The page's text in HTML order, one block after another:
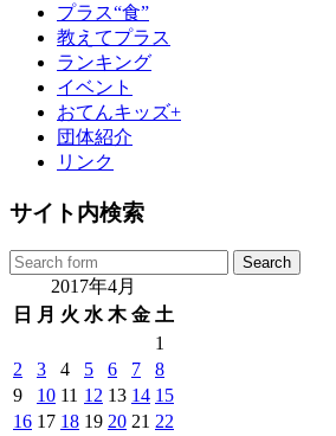
プラス“食”
教えてプラス
ランキング
イベント
おてんキッズ+
団体紹介
リンク
サイト内検索
2017年4月
日 月 火 水 木 金 土
1
2
3 4 5 6 7
8
9
10 11 12 13 14 15
16 17 18 19 20 21 22